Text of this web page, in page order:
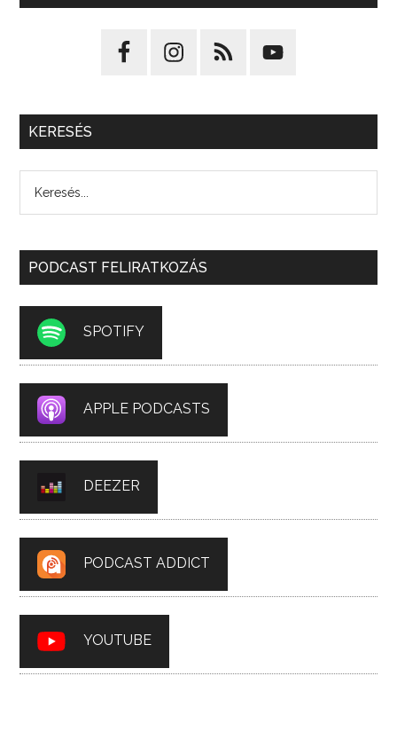
KERESÉS
PODCAST FELIRATKOZÁS
SPOTIFY
APPLE PODCASTS
DEEZER
PODCAST ADDICT
YOUTUBE